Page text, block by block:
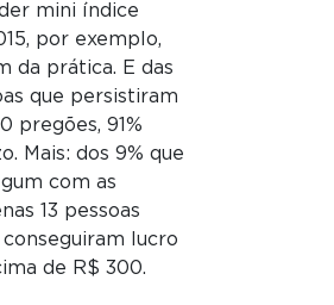
mini índice
por exemplo,
da prática. E das
que persistiram
pregões, 91%
Mais: dos 9% que
com as
13 pessoas
lucro
de R$ 300.